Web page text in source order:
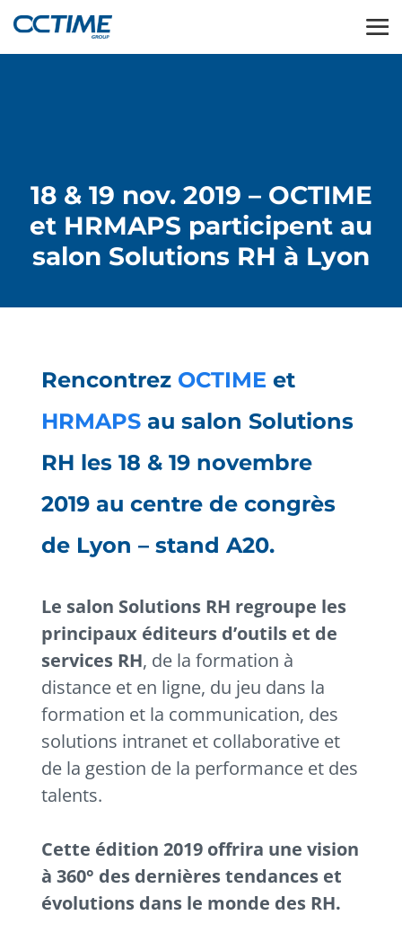
18 & 19 nov. 2019 – OCTIME
et HRMAPS participent au
salon Solutions RH à Lyon
Rencontrez OCTIME et
HRMAPS au salon Solutions
RH les 18 & 19 novembre
2019 au centre de congrès
de Lyon – stand A20.
Le salon Solutions RH regroupe les
principaux éditeurs d’outils et de
services RH, de la formation à
distance et en ligne, du jeu dans la
formation et la communication, des
solutions intranet et collaborative et
de la gestion de la performance et des
talents.
Cette édition 2019 offrira une vision
à 360° des dernières tendances et
évolutions dans le monde des RH.